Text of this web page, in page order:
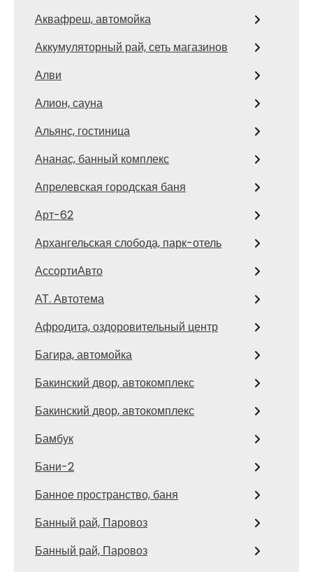
Аквафреш, автомойка
Аккумуляторный рай, сеть магазинов
Алви
Алион, сауна
Альянс, гостиница
Ананас, банный комплекс
Апрелевская городская баня
Арт-62
Архангельская слобода, парк-отель
АссортиАвто
АТ. Автотема
Афродита, оздоровительный центр
Багира, автомойка
Бакинский двор, автокомплекс
Бакинский двор, автокомплекс
Бамбук
Бани-2
Банное пространство, баня
Банный рай, Паровоз
Банный рай, Паровоз